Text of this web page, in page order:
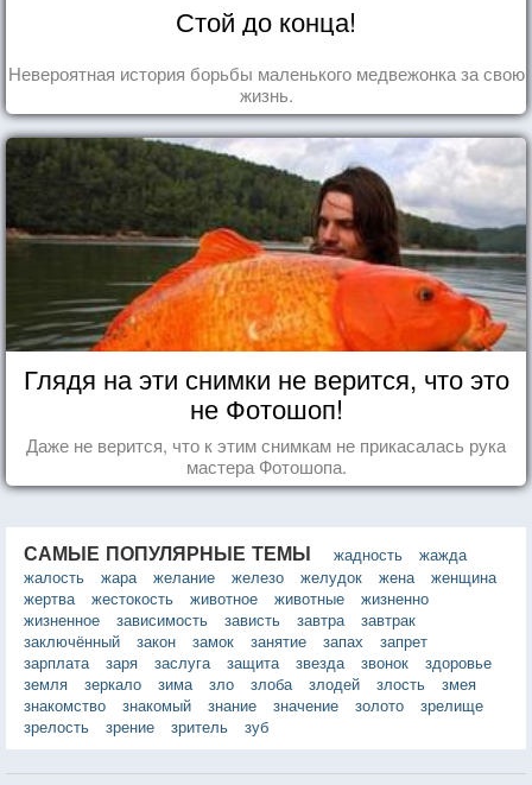
Стой до конца!
Невероятная история борьбы маленького медвежонка за свою
жизнь.
Глядя на эти снимки не верится, что это
не Фотошоп!
Даже не верится, что к этим снимкам не прикасалась рука
мастера Фотошопа.
САМЫЕ ПОПУЛЯРНЫЕ ТЕМЫ жадность
жажда
жалость
жара желание железо желудок жена
женщина
жертва
жестокость животное животные
жизненно
жизненное
зависимость зависть завтра
завтрак
заключённый
закон замок занятие запах
запрет
зарплата
заря заслуга защита звезда звонок
здоровье
земля
зеркало зима зло злоба злодей злость
змея
знакомство
знакомый знание значение золото
зрелище
зрелость
зрение зритель зуб